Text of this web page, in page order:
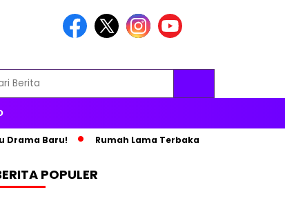
Baru! Rumah Lama Terbakar, Paris Hilton Pindah
POPULER